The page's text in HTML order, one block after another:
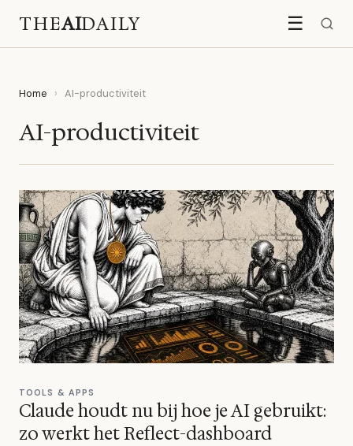
THEAIDAILY ☰
Home › AI-productiviteit
AI-productiviteit
TOOLS & APPS
Claude houdt nu bij hoe je AI gebruikt:
zo werkt het Reflect-dashboard